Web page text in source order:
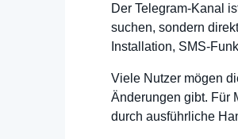
Der Telegram-Kanal
suchen, sondern
Installation, SMS-
Viele Nutzer mögen
Änderungen gibt. Für
durch ausführliche